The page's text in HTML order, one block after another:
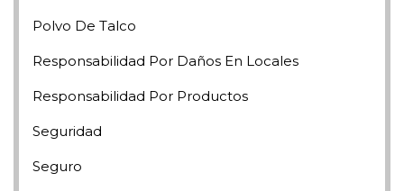
Polvo De Talco
Responsabilidad Por Daños En Locales
Responsabilidad Por Productos
Seguridad
Seguro